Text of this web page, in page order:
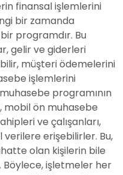
finansal işlemlerini
bir zamanda
programdır. Bu
gelir ve giderleri
müşteri ödemelerini
işlemlerini
programının
mobil ön muhasebe
ve çalışanları,
erişebilirler. Bu,
olan kişilerin bile
işletmeler her